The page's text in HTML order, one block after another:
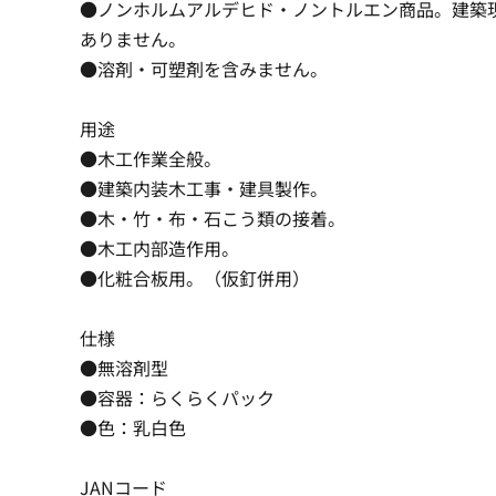
●ノンホルムアルデヒド・ノントルエン商品。建築
ありません。
●溶剤・可塑剤を含みません。
用途
●木工作業全般。
●建築内装木工事・建具製作。
●木・竹・布・石こう類の接着。
●木工内部造作用。
●化粧合板用。（仮釘併用）
仕様
●無溶剤型
●容器：らくらくパック
●色：乳白色
JANコード